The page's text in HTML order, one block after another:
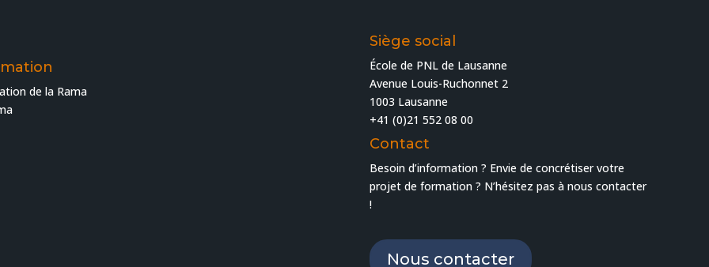
de la Rama
Siège social
École de PNL de Lausanne
Avenue Louis-Ruchonnet 2
1003 Lausanne
+41 (0)21 552 08 00
Contact
Besoin d’information ? Envie de concrétiser votre
projet de formation ? N’hésitez pas à nous contacter
!
Nous contacter